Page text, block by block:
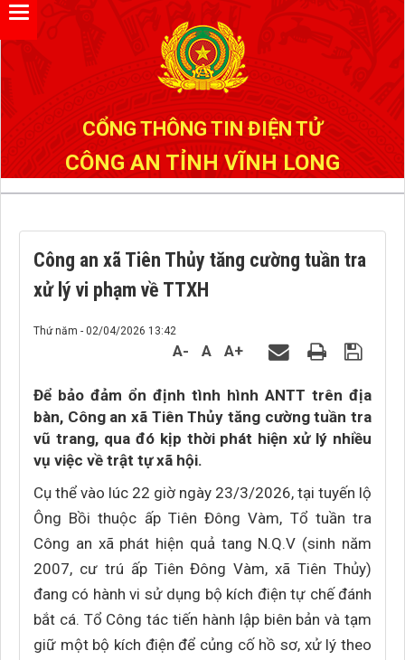
CỔNG THÔNG TIN ĐIỆN TỬ
CÔNG AN TỈNH VĨNH LONG
Công an xã Tiên Thủy tăng cường tuần tra
xử lý vi phạm về TTXH
Thứ năm - 02/04/2026 13:42
A- A A+
Để bảo đảm ổn định tình hình ANTT trên địa
bàn, Công an xã Tiên Thủy tăng cường tuần tra
vũ trang, qua đó kịp thời phát hiện xử lý nhiều
vụ việc về trật tự xã hội.
Cụ thể vào lúc 22 giờ ngày 23/3/2026, tại tuyến lộ
Ông Bồi thuộc ấp Tiên Đông Vàm, Tổ tuần tra
Công an xã phát hiện quả tang N.Q.V (sinh năm
2007, cư trú ấp Tiên Đông Vàm, xã Tiên Thủy)
đang có hành vi sử dụng bộ kích điện tự chế đánh
bắt cá. Tổ Công tác tiến hành lập biên bản và tạm
giữ một bộ kích điện để củng cố hồ sơ, xử lý theo